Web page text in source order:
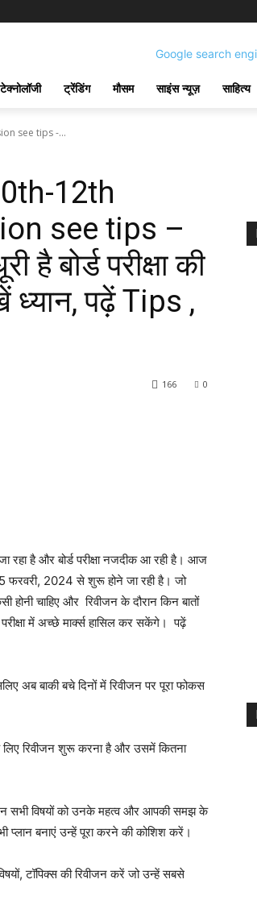
टेक्नोलॉजी ट्रेंडिंग मौसम साइंस न्यूज़ साहित्य
see tips -...
12th
see tips –
बोर्ड परीक्षा की
ध्यान, पढ़ें Tips ,
0
166
है और बोर्ड परीक्षा नजदीक आ रही है। आज
15 फरवरी, 2024 से शुरू होने जा रही है। जो
होनी चाहिए और रिवीजन के दौरान किन बातों
में अच्छे मार्क्स हासिल कर सकेंगे। पढ़ें
अब बाकी बचे दिनों में रिवीजन पर पूरा फोकस
रिवीजन शुरू करना है और उसमें कितना
सभी विषयों को उनके महत्व और आपकी समझ के
बनाएं उन्हें पूरा करने की कोशिश करें।
टॉपिक्स की रिवीजन करें जो उन्हें सबसे